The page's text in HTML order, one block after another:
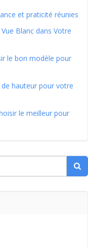
et praticité réunies
Blanc dans Votre
le bon modèle pour
de hauteur pour votre
le meilleur pour